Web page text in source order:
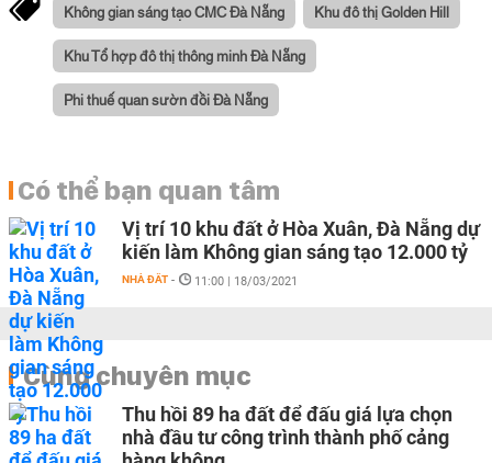
Không gian sáng tạo CMC Đà Nẵng Khu đô thị Golden Hill
Khu Tổ hợp đô thị thông minh Đà Nẵng
Phi thuế quan sườn đồi Đà Nẵng
Có thể bạn quan tâm
Vị trí 10 khu đất ở Hòa Xuân, Đà Nẵng dự
kiến làm Không gian sáng tạo 12.000 tỷ
NHÀ ĐẤT - 11:00 | 18/03/2021
Cùng chuyên mục
Thu hồi 89 ha đất để đấu giá lựa chọn
nhà đầu tư công trình thành phố cảng